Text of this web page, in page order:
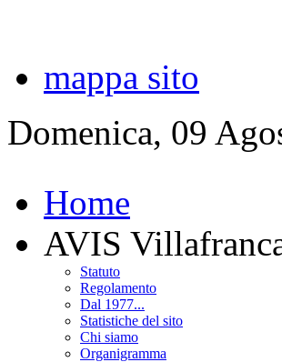
mappa sito
Domenica, 09
Home
AVIS
Statuto
Regolamento
Dal 1977...
Statistiche del sito
Chi siamo
Organigramma